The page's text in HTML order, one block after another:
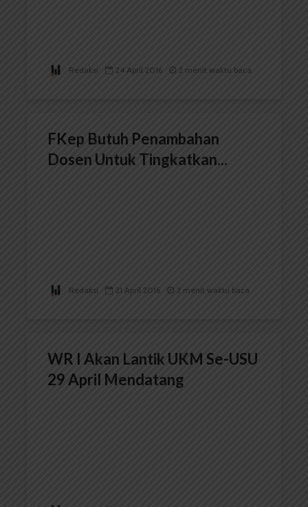
Redaksi 24 April 2016 2 menit waktu baca
FKep Butuh Penambahan
Dosen Untuk Tingkatkan...
Redaksi 21 April 2016 2 menit waktu baca
WR I Akan Lantik UKM Se-USU
29 April Mendatang